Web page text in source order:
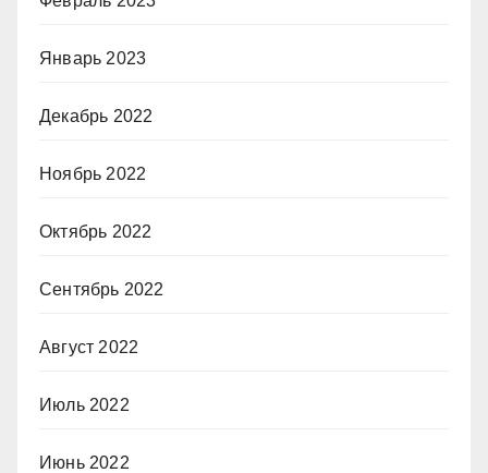
Январь 2023
Декабрь 2022
Ноябрь 2022
Октябрь 2022
Сентябрь 2022
Август 2022
Июль 2022
Июнь 2022